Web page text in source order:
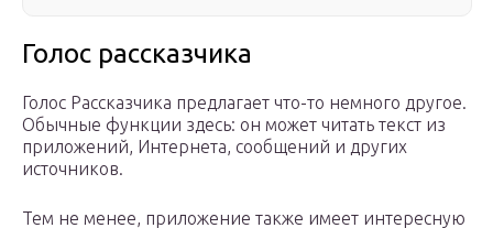
Голос рассказчика
Голос Рассказчика предлагает что-то немного другое.
Обычные функции здесь: он может читать текст из
приложений, Интернета, сообщений и других
источников.
Тем не менее, приложение также имеет интересную